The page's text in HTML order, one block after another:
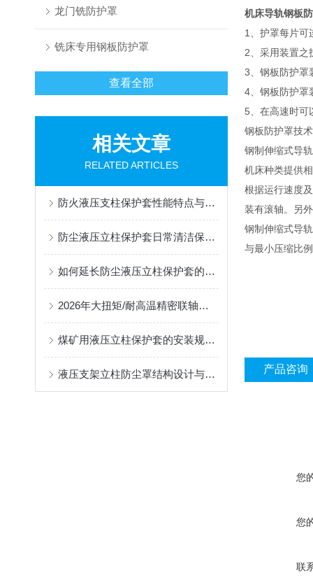
龙门铣防护罩
铣床专用钢板防护罩
查看全部
相关文章
RELATED ARTICLES
防火液压支柱保护套性能特点与阻燃防护应用
防尘液压立柱保护套日常清洁保养与更换规范
如何延长防尘液压立柱保护套的使用寿命？
2026年大扭矩/耐高温精密联轴器定制找哪家？能实现精准定制的优质厂家盘点
煤矿用液压立柱保护套的安装规范与使用寿命提升方案
液压支架立柱防尘罩结构设计与密封防护原理
机床导轨钢板
1、护罩每片可
2、采用装置之
3、钢板防护罩
4、钢板防护罩
5、在高速时可
钢板防护罩技
钢制伸缩式导
机床种类提供
根据运行速度
装有滚轴。另
钢制伸缩式导
与最小压缩比
产品咨询
您
您
联